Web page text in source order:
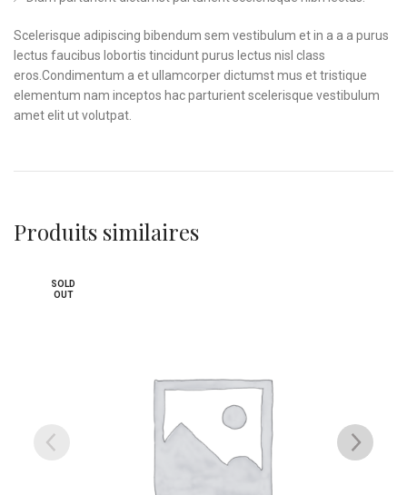
Scelerisque adipiscing bibendum sem vestibulum et in a a a purus
lectus faucibus lobortis tincidunt purus lectus nisl class
eros.Condimentum a et ullamcorper dictumst mus et tristique
elementum nam inceptos hac parturient scelerisque vestibulum
amet elit ut volutpat.
Produits similaires